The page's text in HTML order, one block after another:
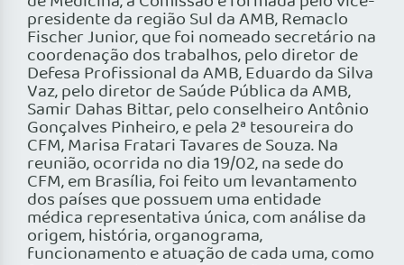
presidente da região Sul da AMB, Remaclo
Fischer Junior, que foi nomeado secretário na
coordenação dos trabalhos, pelo diretor de
Defesa Profissional da AMB, Eduardo da Silva
Vaz, pelo diretor de Saúde Pública da AMB,
Samir Dahas Bittar, pelo conselheiro Antônio
Gonçalves Pinheiro, e pela 2ª tesoureira do
CFM, Marisa Fratari Tavares de Souza. Na
reunião, ocorrida no dia 19/02, na sede do
CFM, em Brasília, foi feito um levantamento
dos países que possuem uma entidade
médica representativa única, com análise da
origem, história, organograma,
funcionamento e atuação de cada uma, como